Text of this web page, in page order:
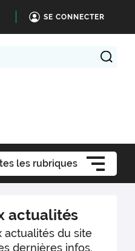
SE CONNECTER
les rubriques
actualités
actualités du site
dernières infos.